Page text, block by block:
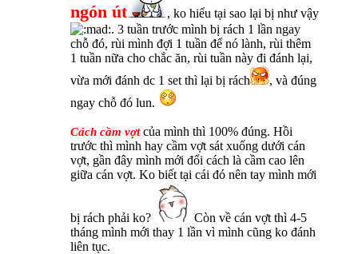
ngón út
, ko hiểu tại sao lại bị như vậy
. 3 tuần trước mình bị rách 1 lần ngay
chỗ đó, rùi mình đợi 1 tuần để nó lành, rùi thêm
1 tuần nữa cho chắc ăn, rùi tuần này đi đánh lại,
vừa mới đánh dc 1 set thì lại bị rách
, và đúng
ngay chỗ đó lun.
Cách cầm vợt của mình thì 100% đúng. Hồi
trước thì mình hay cầm vợt sát xuống dưới cán
vợt, gần đây mình mới đổi cách là cầm cao lên
giữa cán vợt. Ko biết tại cái đó nên tay mình mới
bị rách phải ko?
Còn về cán vợt thì 4-5
tháng mình mới thay 1 lần vì mình cũng ko đánh
liên tục.